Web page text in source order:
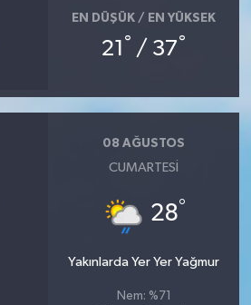
EN DÜŞÜK / EN YÜKSEK
21 ° / 37°
08 AĞUSTOS
CUMARTESI
28°
Yakınlarda Yer Yer Yağmur
Nem: %71